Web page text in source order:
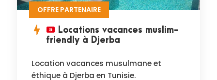
OFFRE PARTENAIRE
Locations vacances muslim-
friendly à Djerba
Location vacances musulmane et
éthique à Djerba en Tunisie.